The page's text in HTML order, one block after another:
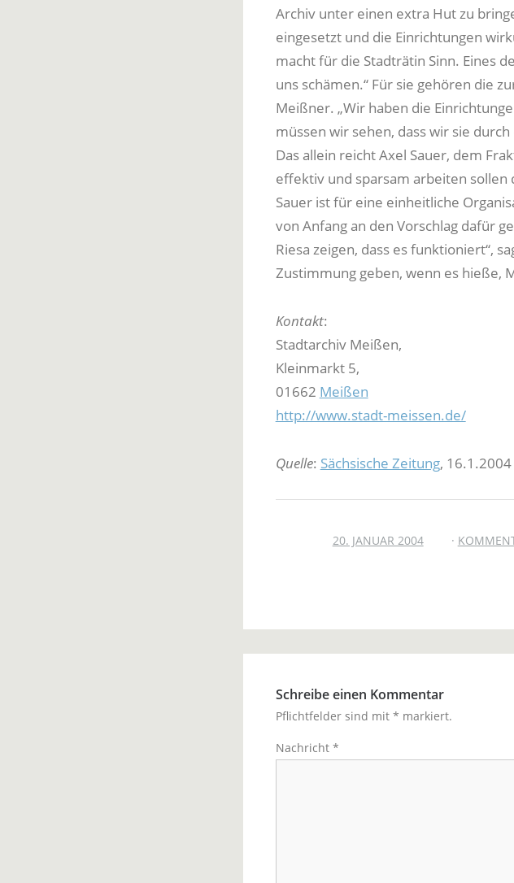
Archiv unter einen extra Hut zu
eingesetzt und die Einrichtungen
macht für die Stadträtin Sinn. Eines
uns schämen.“ Für sie gehören die
Meißner. „Wir haben die
müssen wir sehen, dass wir sie
Das allein reicht Axel Sauer, dem
effektiv und sparsam arbeiten sollen
Sauer ist für eine einheitliche
von Anfang an den Vorschlag dafür
Riesa zeigen, dass es funktioniert“,
Zustimmung geben, wenn es hieße,
Kontakt:
Stadtarchiv Meißen,
Kleinmarkt 5,
01662 Meißen
http://www.stadt-meissen.de/
Quelle: Sächsische Zeitung, 16.1.2004
20. JANUAR 2004
Schreibe einen Kommentar
Pflichtfelder sind mit * markiert.
Nachricht *